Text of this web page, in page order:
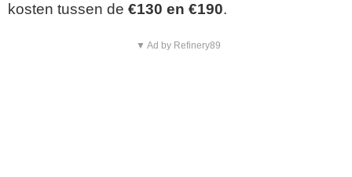
kosten tussen de €130 en €190.
▼ Ad by Refinery89